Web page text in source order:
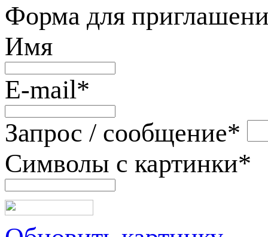
Форма для
Имя
E-mail*
Запрос / сообщение*
Символы с картинки*